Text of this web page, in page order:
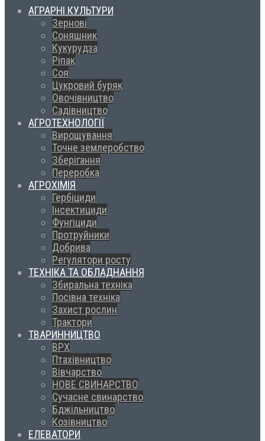
АГРАРНІ КУЛЬТУРИ
Зернові
Соняшник
Кукурудза
Ріпак
Соя
Цукровий буряк
Овочівництво
Садівництво
АГРОТЕХНОЛОГІЇ
Вирощування
Точне землеробство
Зберігання
Переробка
АГРОХІМІЯ
Гербіциди
Інсектициди
Фунгіциди
Протруйники
Добрива
Регулятори росту
ТЕХНІКА ТА ОБЛАДНАННЯ
Збиральна техніка
Посівна техніка
Захист рослин
Трактори
ТВАРИННИЦТВО
ВРХ
Птахівництво
Вівчарство
НОВЕ СВИНАРСТВО
Сучасне свинарство
Бджільництво
Козівництво
ЕЛЕВАТОРИ